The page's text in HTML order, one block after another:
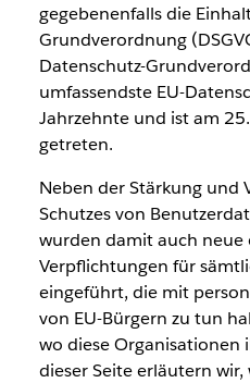
gegebenenfalls die
Grundverordnung
Datenschutz-
umfassendste EU-
Jahrzehnte und ist am
getreten.
Neben der Stärkung und
Schutzes von
wurden damit auch neue
Verpflichtungen für
eingeführt, die mit
von EU-Bürgern zu tun
wo diese Organisationen
dieser Seite erläutern